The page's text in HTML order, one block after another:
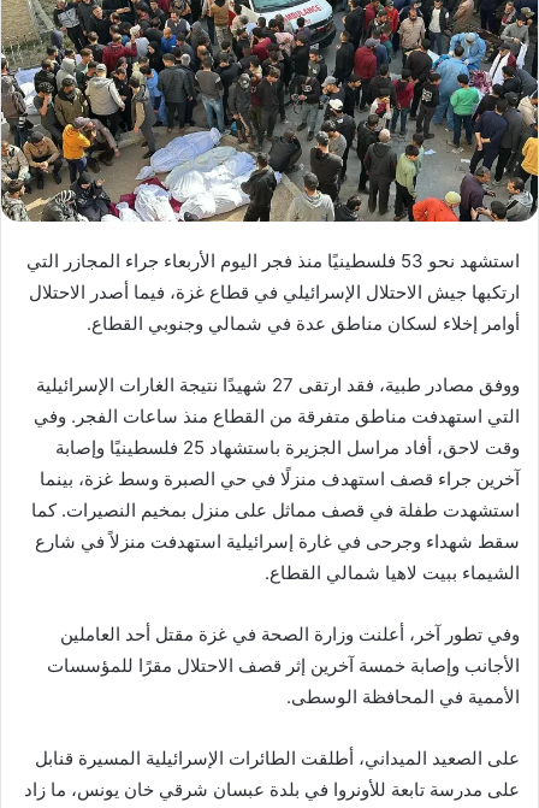
استشهد نحو 53 فلسطينيًا منذ فجر اليوم الأربعاء جراء المجازر التي
ارتكبها جيش الاحتلال الإسرائيلي في قطاع غزة، فيما أصدر الاحتلال
أوامر إخلاء لسكان مناطق عدة في شمالي وجنوبي القطاع.
ووفق مصادر طبية، فقد ارتقى 27 شهيدًا نتيجة الغارات الإسرائيلية
التي استهدفت مناطق متفرقة من القطاع منذ ساعات الفجر. وفي
وقت لاحق، أفاد مراسل الجزيرة باستشهاد 25 فلسطينيًا وإصابة
آخرين جراء قصف استهدف منزلًا في حي الصبرة وسط غزة، بينما
استشهدت طفلة في قصف مماثل على منزل بمخيم النصيرات. كما
سقط شهداء وجرحى في غارة إسرائيلية استهدفت منزلاً في شارع
الشيماء ببيت لاهيا شمالي القطاع.
وفي تطور آخر، أعلنت وزارة الصحة في غزة مقتل أحد العاملين
الأجانب وإصابة خمسة آخرين إثر قصف الاحتلال مقرًا للمؤسسات
الأممية في المحافظة الوسطى.
على الصعيد الميداني، أطلقت الطائرات الإسرائيلية المسيرة قنابل
على مدرسة تابعة للأونروا في بلدة عبسان شرقي خان يونس، ما زاد